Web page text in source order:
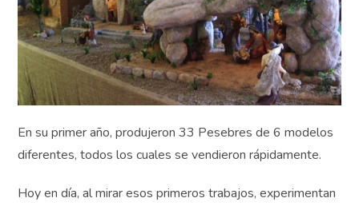
En su primer año, produjeron 33 Pesebres de 6
modelos diferentes, todos los cuales se vendieron